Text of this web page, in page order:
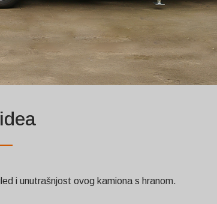
i unutrašnjost ovog kamiona s hranom.